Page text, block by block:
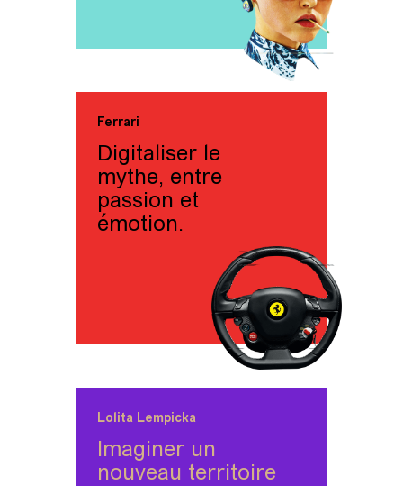
Ferrari
Digitaliser le
mythe, entre
passion et
émotion.
Lolita Lempicka
Imaginer un
nouveau territoire